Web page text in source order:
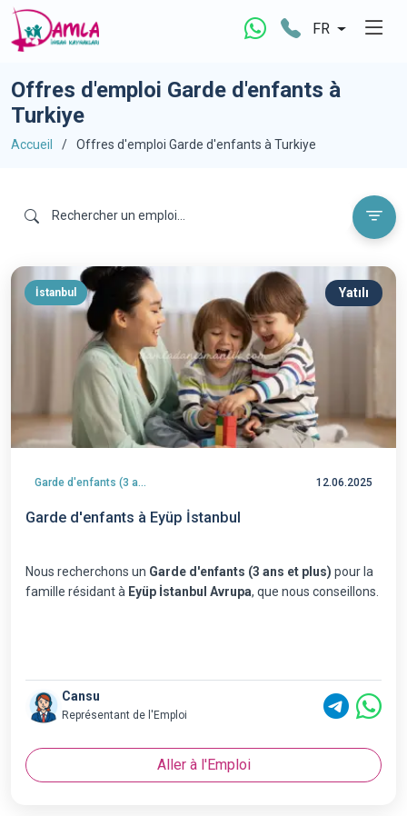
FR
Offres d'emploi Garde d'enfants à
Turkiye
Accueil Offres d'emploi Garde d'enfants à Turkiye
İstanbul Yatılı
Garde d'enfants (3 ans et plus) 12.06.2025
Garde d'enfants à Eyüp İstanbul
Nous recherchons un Garde d'enfants (3 ans et plus) pour la
famille résidant à Eyüp İstanbul Avrupa, que nous conseillons.
Cansu
Représentant de l'Emploi
Aller à l'Emploi